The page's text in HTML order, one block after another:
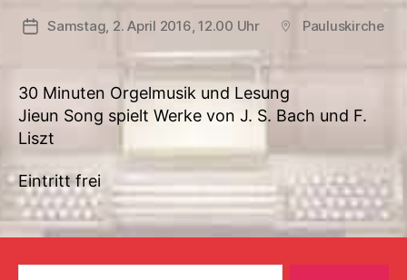
Veröffentlichungsdatum
Samstag, 2. April 2016, 12.00 Uhr Beitragsort
Pauluskirche
30 Minuten Orgelmusik und Lesung
Jieun Song spielt Werke von J. S. Bach und F.
Liszt
Eintritt frei